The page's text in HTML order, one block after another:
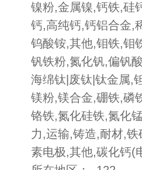
镍粉,金属镍,钙铁,硅
钙,高纯钙,钙铝合金,
钨酸铵,其他,钼铁,钼
钒铁粉,氮化钒,偏钒
海绵钛|废钛|钛金属,
镁粉,镁合金,硼铁,磷
铬铁,氮化硅铁,氮化
力,运输,铸造,耐材,
素电极,其他,碳化钙(